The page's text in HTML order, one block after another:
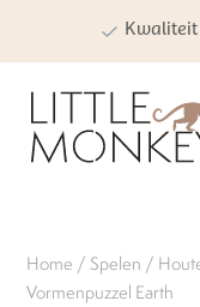
Home /Spelen /
Vormenpuzzel Earth